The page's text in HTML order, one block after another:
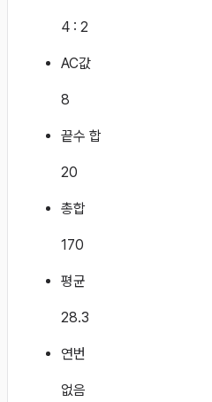
4 : 2
AC값
8
끝수 합
20
총합
170
평균
28.3
연번
없음